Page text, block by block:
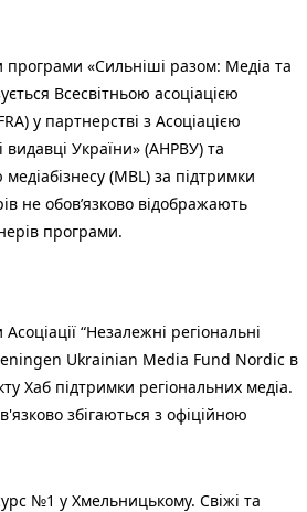
програми «Сильніші разом: Медіа та
Всесвітньою асоціацією
у партнерстві з Асоціацією
видавці України» (АНРВУ) та
(MBL) за підтримки
не обов’язково відображають
програми.
“Незалежні регіональні
Ukrainian Media Fund Nordic в
Хаб підтримки регіональних медіа.
збігаються з офіційною
№1 у Хмельницькому. Свіжі та